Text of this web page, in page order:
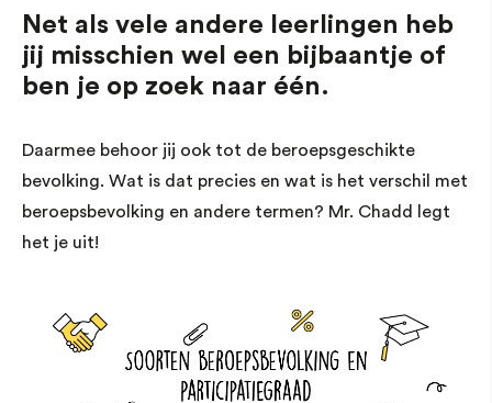
Net als vele andere leerlingen heb
jij misschien wel een bijbaantje of
ben je op zoek naar één.
Daarmee behoor jij ook tot de beroepsgeschikte
bevolking. Wat is dat precies en wat is het verschil met
beroepsbevolking en andere termen? Mr. Chadd legt
het je uit!